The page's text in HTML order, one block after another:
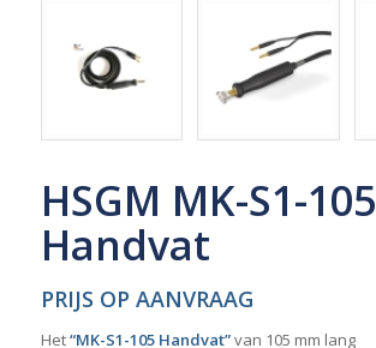
HSGM MK-S1-105
Handvat
PRIJS OP AANVRAAG
Het“MK-S1-105 Handvat”van 105 mm lang